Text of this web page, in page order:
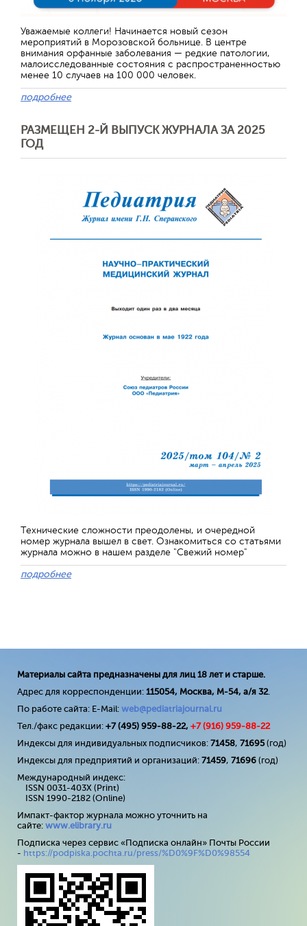
Уважаемые коллеги! Начинается новый сезон
мероприятий в Морозовской больнице. В центре
внимания орфанные заболевания — редкие патологии,
малоисследованные состояния с распространенностью
менее 10 случаев на 100 000 человек.
подробнее
РАЗМЕЩЕН 2-Й ВЫПУСК ЖУРНАЛА ЗА 2025
ГОД
Технические сложности преодолены, и очередной
номер журнала вышел в свет. Ознакомиться со статьями
журнала можно в нашем разделе "Свежий номер"
подробнее
Материалы сайта предназначены для лиц 18 лет и старше.
Адрес для корреспонденции: 115054, Москва, М-54, а/я 32.
По работе сайта: E-Mail: web@pediatriajournal.ru
Тел./факс редакции: +7 (495) 959-88-22, +7 (916) 959-88-22
Индексы для индивидуальных подписчиков: 71458, 71695(год)
Индексы для предприятий и организаций: 71459, 71696 (год)
Международный индекс:
ISSN 0031-403X (Print)
ISSN 1990-2182 (Online)
Импакт-фактор журнала можно уточнить на
сайте: www.elibrary.ru
Подписка через сервис «Подписка онлайн» Почты России
- https://podpiska.pochta.ru/press/%D0%9F%D0%98554